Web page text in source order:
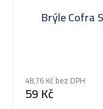
Brýle Cofra
48,76 Kč bez DPH
59 Kč